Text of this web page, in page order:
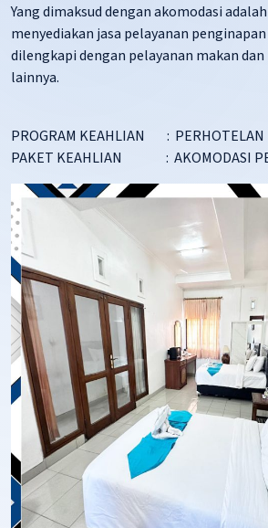
Yang dimaksud dengan akomodasi
menyediakan jasa pelayanan
dilengkapi dengan pelayanan makan
lainnya.
PROGRAM KEAHLIAN : PERHOTELAN
PAKET KEAHLIAN : AKOMODASI